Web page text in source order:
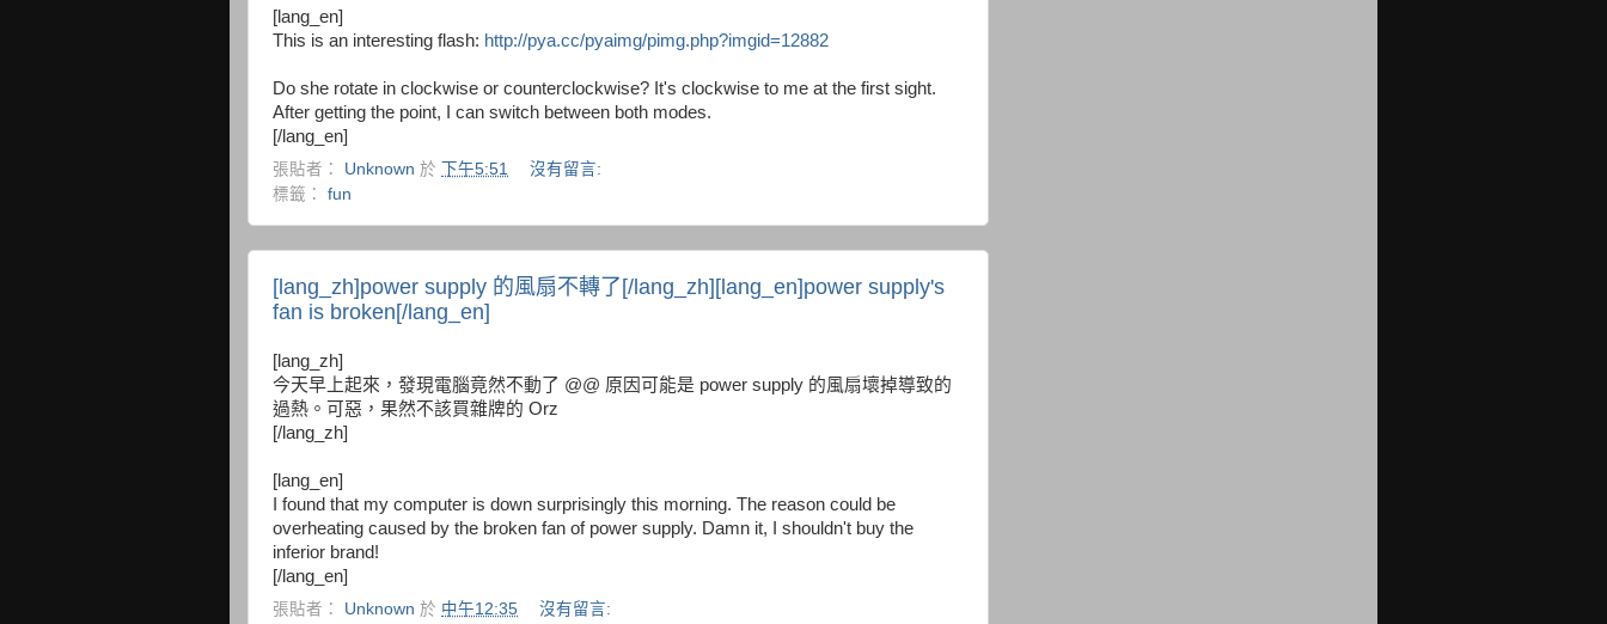
[lang_en]
This is an interesting flash: http://pya.cc/pyaimg/pimg.php?imgid=12882
Do she rotate in clockwise or counterclockwise? It's clockwise to me at the first sight.
After getting the point, I can switch between both modes.
[/lang_en]
張貼者： Unknown 於 下午5:51
沒有留言:
標籤： fun
[lang_zh]power supply 的風扇不轉了[/lang_zh][lang_en]power supply's
fan is broken[/lang_en]
[lang_zh]
今天早上起來，發現電腦竟然不動了 @@ 原因可能是 power supply 的風扇壞掉導致的
過熱。可惡，果然不該買雜牌的 Orz
[/lang_zh]
[lang_en]
I found that my computer is down surprisingly this morning. The reason could be
overheating caused by the broken fan of power supply. Damn it, I shouldn't buy the
inferior brand!
[/lang_en]
張貼者： Unknown 於 中午12:35 沒有留言: